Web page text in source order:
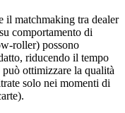
il matchmaking tra dealer
comportamento di
possono
riducendo il tempo
ottimizzare la qualità
solo nei momenti di